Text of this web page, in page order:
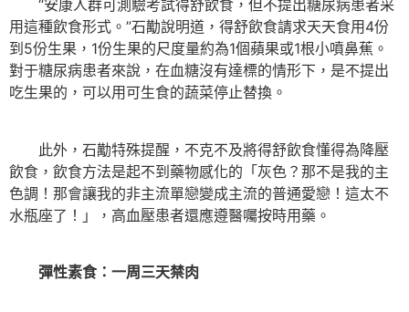
“安康人群可測驗考試得舒飲食，但不提出糖尿病患者采
用這種飲食形式。”石勱說明道，得舒飲食請求天天食用4份
到5份生果，1份生果的尺度量約為1個蘋果或1根小噴鼻蕉。
對于糖尿病患者來說，在血糖沒有達標的情形下，是不提出
吃生果的，可以用可生食的蔬菜停止替換。
此外，石勱特殊提醒，不克不及將得舒飲食懂得為降壓
飲食，飲食方法是起不到藥物感化的「灰色？那不是我的主
色調！那會讓我的非主流單戀變成主流的普通愛戀！這太不
水瓶座了！」，高血壓患者還應遵醫囑按時用藥。
彈性素食：一周三天禁肉